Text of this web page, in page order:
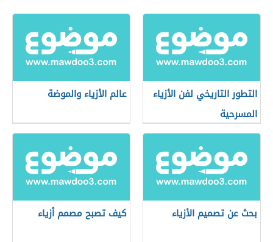
التطور التاريخي لفن الأزياء
المسرحية
عالم الأزياء والموضة
بحث عن تصميم الأزياء كيف تصبح مصمم أزياء